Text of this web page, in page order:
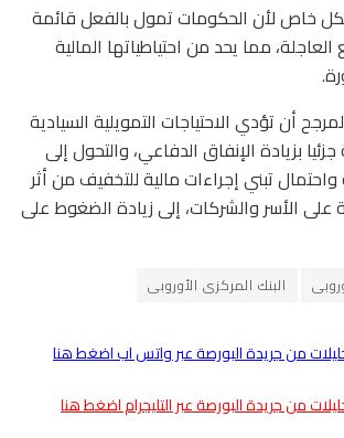
خاص لأن الحكومات تمول بالفعل قائمة
مما يحد من احتياطياتها المالية
أن تؤدي الاحتياجات التمويلية السيادية
بزيادة الإنفاق الدفاعي، والتحول إلى
تبني إجراءات مالية للتخفيف من أثر
على الأسر ​والشركات، إلى زيادة الضغوط على
البنك المركزى الأوروبى
من جريدة البورصة عبر واتس اب اضغط هنا
من جريدة البورصة عبر التليجرام اضغط هنا